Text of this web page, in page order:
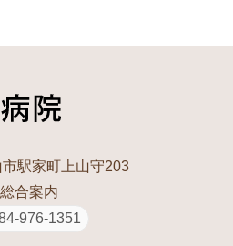
駅家町上山守203
総合案内
976-1351